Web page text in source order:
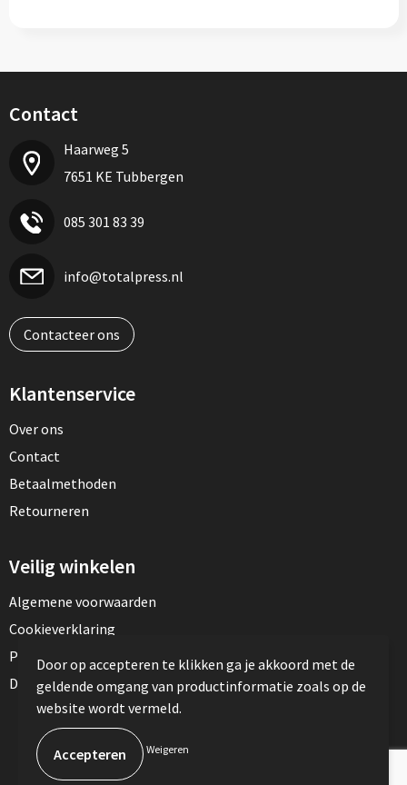
Contact
Haarweg 5
7651 KE Tubbergen
085 301 83 39
info@totalpress.nl
Contacteer ons
Klantenservice
Over ons
Contact
Betaalmethoden
Retourneren
Veilig winkelen
Algemene voorwaarden
Cookieverklaring
Privacyverklaring
Disclaimer
© Copyright TotalPress 2023
Door op accepteren te klikken ga je akkoord met de
geldende omgang van productinformatie zoals op de
website wordt vermeld.
Weigeren